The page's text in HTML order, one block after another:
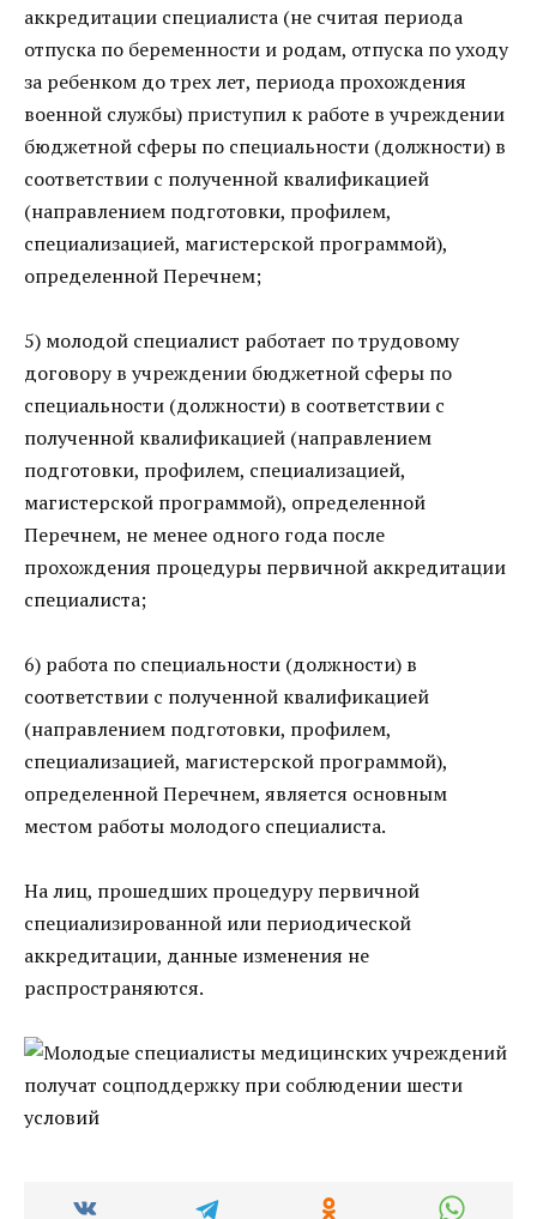
аккредитации специалиста (не считая периода
отпуска по беременности и родам, отпуска по уходу
за ребенком до трех лет, периода прохождения
военной службы) приступил к работе в учреждении
бюджетной сферы по специальности (должности) в
соответствии с полученной квалификацией
(направлением подготовки, профилем,
специализацией, магистерской программой),
определенной Перечнем;
5) молодой специалист работает по трудовому
договору в учреждении бюджетной сферы по
специальности (должности) в соответствии с
полученной квалификацией (направлением
подготовки, профилем, специализацией,
магистерской программой), определенной
Перечнем, не менее одного года после
прохождения процедуры первичной аккредитации
специалиста;
6) работа по специальности (должности) в
соответствии с полученной квалификацией
(направлением подготовки, профилем,
специализацией, магистерской программой),
определенной Перечнем, является основным
местом работы молодого специалиста.
На лиц, прошедших процедуру первичной
специализированной или периодической
аккредитации, данные изменения не
распространяются.